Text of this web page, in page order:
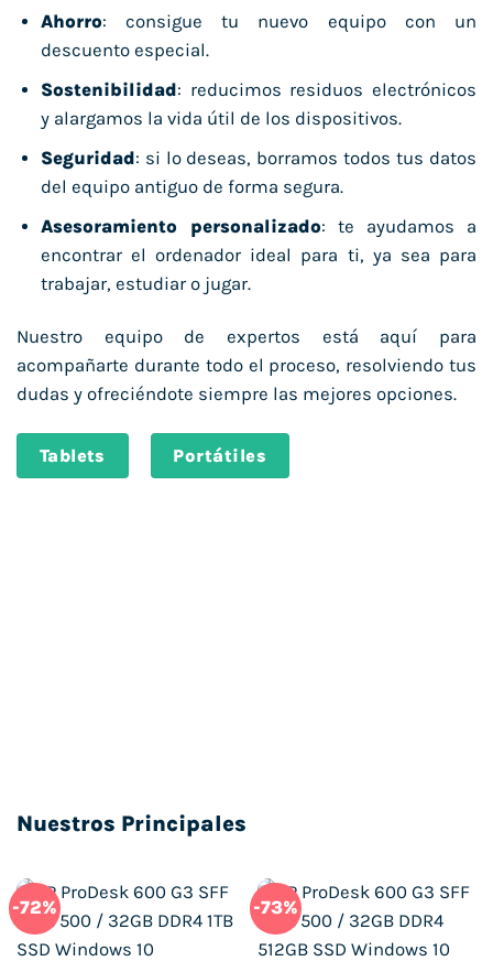
Ahorro: consigue tu nuevo equipo con un
descuento especial.
Sostenibilidad: reducimos residuos electrónicos
y alargamos la vida útil de los dispositivos.
Seguridad: si lo deseas, borramos todos tus datos
del equipo antiguo de forma segura.
Asesoramiento personalizado: te ayudamos a
encontrar el ordenador ideal para ti, ya sea para
trabajar, estudiar o jugar.
Nuestro equipo de expertos está aquí para
acompañarte durante todo el proceso, resolviendo tus
dudas y ofreciéndote siempre las mejores opciones.
Tablets Portátiles
Nuestros Principales
-72% -73%